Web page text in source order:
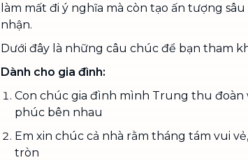
làm mất đi ý nghĩa mà còn tạo ấn tượng sâu
nhận.
Dưới đây là những câu chúc để bạn tham
Dành cho gia đình:
Con chúc gia đình mình Trung thu đoàn
phúc bên nhau
Em xin chúc cả nhà rằm tháng tám vui
tròn